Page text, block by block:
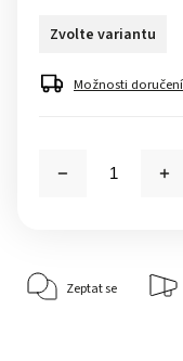
Zvolte variantu
Možnosti doručení
Zeptat se